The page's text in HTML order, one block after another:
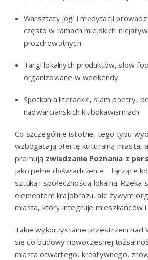
Warsztaty jogi i medytacji
często w ramach miejskich inicjatyw
prozdrowotnych
Targi lokalnych produktów, slow
organizowane w weekendy
Spotkania literackie, slam poetry,
nadwarciańskich klubokawiarniach
Co szczególnie istotne, tego typu
wzbogacają ofertę kulturalną miasta,
promują zwiedzanie Poznania z
jako pełne doświadczenie – łączące
sztuką i społecznością lokalną. Rzeka
elementem krajobrazu, ale żywym
miasta, który integruje mieszkańców
Takie wykorzystanie przestrzeni nad
się do budowy nowoczesnej
miasta otwartego, kreatywnego,